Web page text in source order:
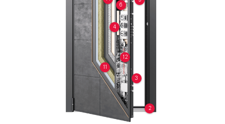
2
3
4
6
11
12